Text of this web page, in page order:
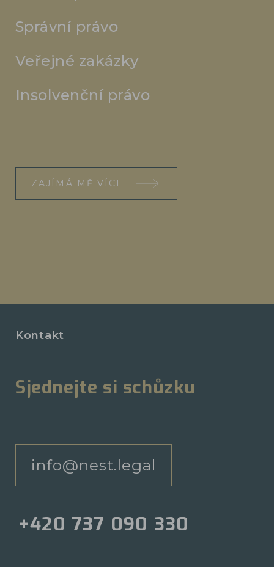
Správní právo
Veřejné zakázky
Insolvenční právo
ZAJÍMÁ MĚ VÍCE
Kontakt
Sjednejte si schůzku
info@nest.legal
+420 737 090 330